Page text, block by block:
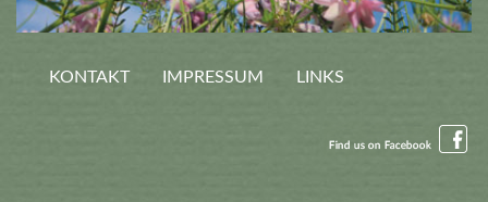
KONTAKT IMPRESSUM LINKS